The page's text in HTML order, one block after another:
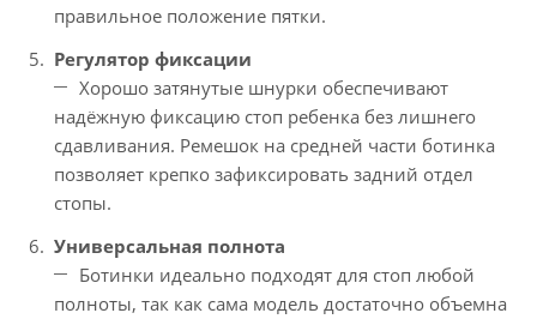
правильное положение пятки.
Регулятор фиксации
Хорошо затянутые шнурки обеспечивают
надёжную фиксацию стоп ребенка без лишнего
сдавливания. Ремешок на средней части ботинка
позволяет крепко зафиксировать задний отдел
стопы.
Универсальная полнота
Ботинки идеально подходят для стоп любой
полноты, так как сама модель достаточно объемна